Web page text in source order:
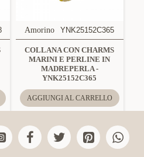
Amorino YNK25152C365
COLLANA CON CHARMS
MARINI E PERLINE IN
MADREPERLA -
YNK25152C365
AGGIUNGI AL CARRELLO